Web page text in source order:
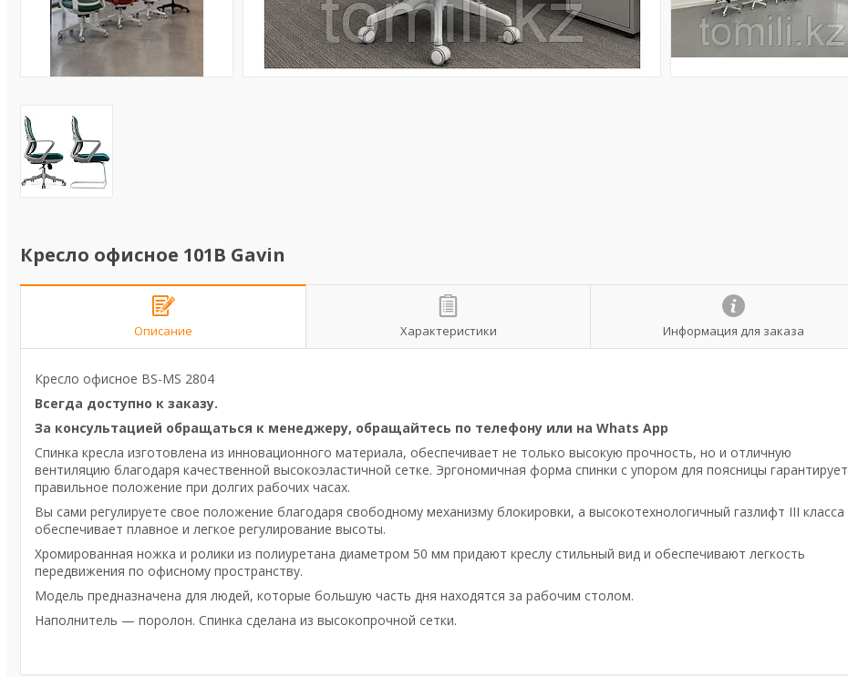
Кресло офисное 101B Gavin
Описание Характеристики Информация для заказа
Кресло офисное BS-MS 2804
Всегда доступно к заказу.
За консультацией обращаться к менеджеру, обращайтесь по телефону или на Whats App
Спинка кресла изготовлена из инновационного материала, обеспечивает не только высокую прочность, но и отличную
вентиляцию благодаря качественной высокоэластичной сетке. Эргономичная форма спинки с упором для поясницы гарантирует
правильное положение при долгих рабочих часах.
Вы сами регулируете свое положение благодаря свободному механизму блокировки, а высокотехнологичный газлифт III класса
обеспечивает плавное и легкое регулирование высоты.
Хромированная ножка и ролики из полиуретана диаметром 50 мм придают креслу стильный вид и обеспечивают легкость
передвижения по офисному пространству.
Модель предназначена для людей, которые большую часть дня находятся за рабочим столом.
Наполнитель — поролон. Спинка сделана из высокопрочной сетки.